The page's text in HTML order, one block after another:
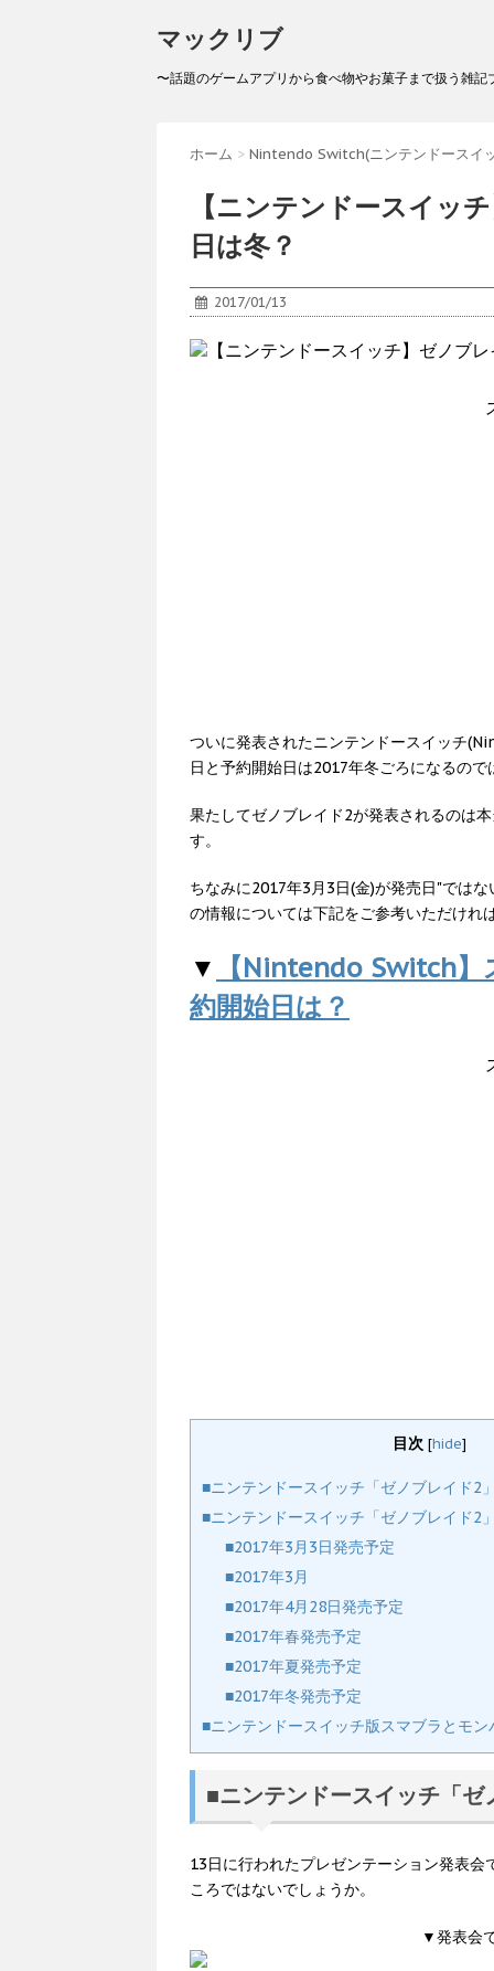
マックリブ
〜話題のゲームアプリから食べ物やお菓子まで扱う雑記
ホーム > Nintendo Switch(ニンテンドースイ
【ニンテンドースイッ
日は冬？
2017/01/13
ついに発表されたニンテンドースイッチ
日と予約開始日は2017年冬ごろになるので
果たしてゼノブレイド2が発表されるのは
す。
ちなみに2017年3月3日(金)が発売日"では
の情報については下記をご参考いただけれ
▼
【Nintendo Switch
約開始日は？
目次 [hide]
■ニンテンドースイッチ「ゼノブレイド2
■ニンテンドースイッチ「ゼノブレイド2
■2017年3月3日発売予定
■2017年3月
■2017年4月28日発売予定
■2017年春発売予定
■2017年夏発売予定
■2017年冬発売予定
■ニンテンドースイッチ版スマブラとモン
■ニンテンドースイッチ「
13日に行われたプレゼンテーション発表
ころではないでしょうか。
▼発表会